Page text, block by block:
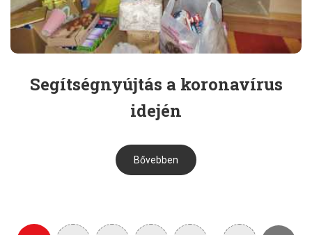
Segítségnyújtás a koronavírus
idején
Bővebben